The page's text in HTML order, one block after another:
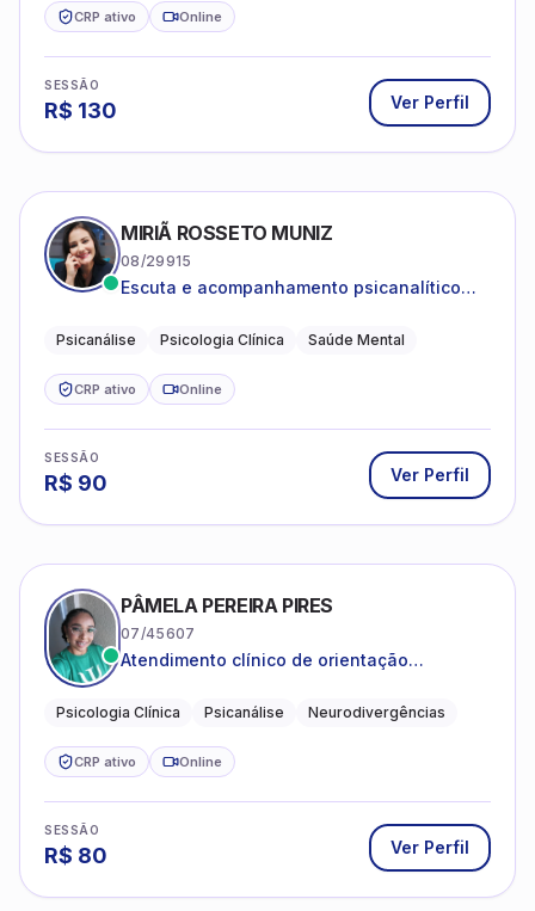
CRP ativo Online
SESSÃO
R$ 130 Ver Perfil
MIRIÃ ROSSETO MUNIZ
08/29915
Escuta e acompanhamento psicanalítico
Psicanálise Psicologia Clínica Saúde Mental
CRP ativo Online
SESSÃO
R$ 90 Ver Perfil
PÂMELA PEREIRA PIRES
07/45607
Atendimento clínico de orientação
crianças neurotípicas
Psicologia Clínica Psicanálise Neurodivergências
CRP ativo Online
SESSÃO
R$ 80 Ver Perfil